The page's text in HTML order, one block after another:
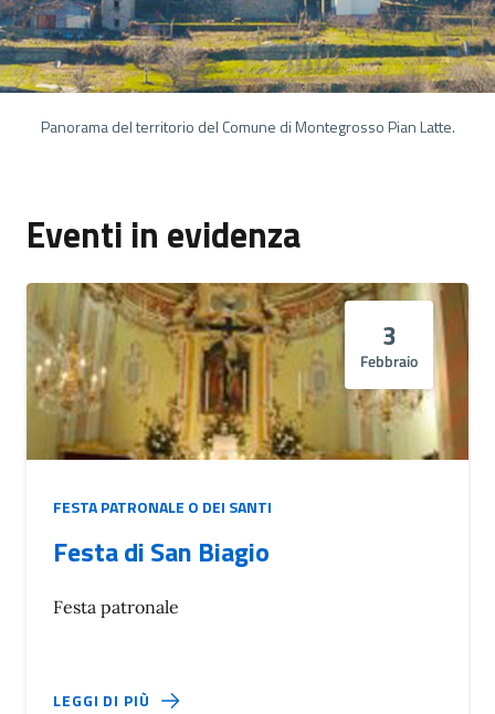
Panorama del territorio del Comune di Montegrosso Pian Latte.
Eventi in evidenza
3
Febbraio
FESTA PATRONALE O DEI SANTI
Festa di San Biagio
Festa patronale
LEGGI DI PIÙ